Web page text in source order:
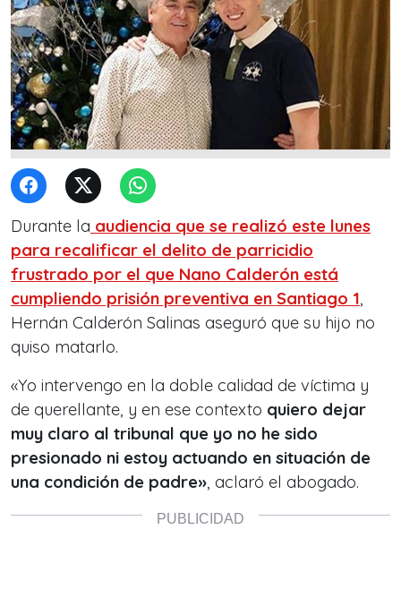
Durante la audiencia que se realizó este lunes
para recalificar el delito de parricidio
frustrado por el que Nano Calderón está
cumpliendo prisión preventiva en Santiago 1
Hernán Calderón Salinas aseguró que su hijo no
quiso matarlo.
«Yo intervengo en la doble calidad de víctima y
de querellante, y en ese contexto quiero dejar
muy claro al tribunal que yo no he sido
presionado ni estoy actuando en situación de
una condición de padre» , aclaró el abogado.